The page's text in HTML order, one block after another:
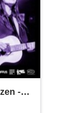
-
2026